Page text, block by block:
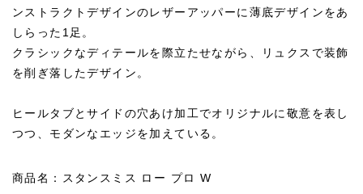
ンストラクトデザインのレザーアッパーに薄底デザインをあ
しらった1足。
クラシックなディテールを際立たせながら、リュクスで装飾
を削ぎ落したデザイン。
ヒールタブとサイドの穴あけ加工でオリジナルに敬意を表し
つつ、モダンなエッジを加えている。
商品名：スタンスミス ロー プロ W